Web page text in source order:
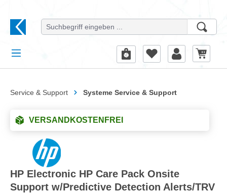
Service & Support Systeme Service & Support
VERSANDKOSTENFREI
HP Electronic HP Care Pack Onsite
Support w/Predictive Detection Alerts/TRV